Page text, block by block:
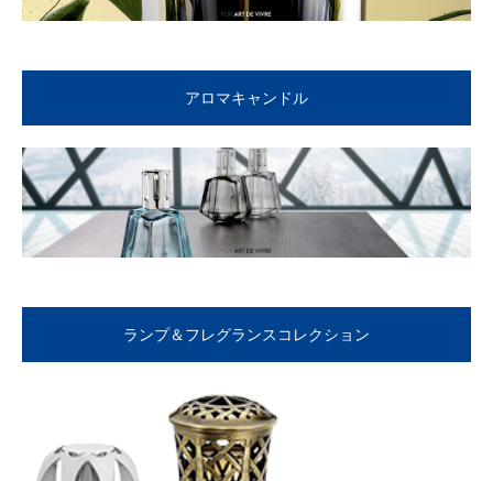
アロマキャンドル
ランプ＆フレグランスコレクション